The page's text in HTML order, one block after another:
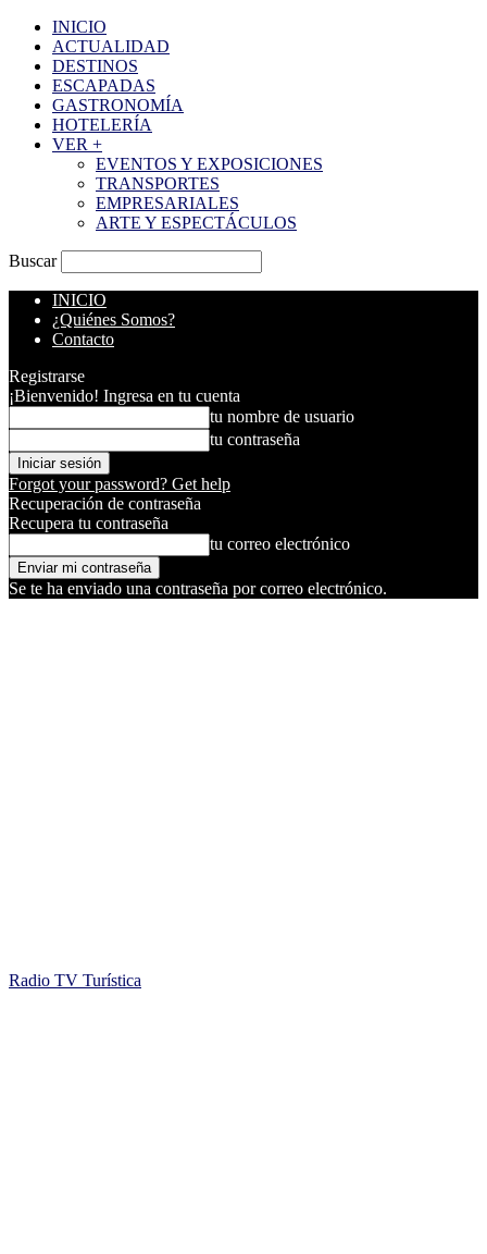
INICIO
ACTUALIDAD
DESTINOS
ESCAPADAS
GASTRONOMÍA
HOTELERÍA
VER +
EVENTOS Y EXPOSICIONES
TRANSPORTES
EMPRESARIALES
ARTE Y ESPECTÁCULOS
Buscar
INICIO
¿Quiénes Somos?
Contacto
Registrarse
¡Bienvenido! Ingresa en tu cuenta
tu nombre de usuario
tu contraseña
Forgot your password? Get help
Recuperación de contraseña
Recupera tu contraseña
tu correo electrónico
Se te ha enviado una contraseña por correo electrónico.
Radio TV Turística